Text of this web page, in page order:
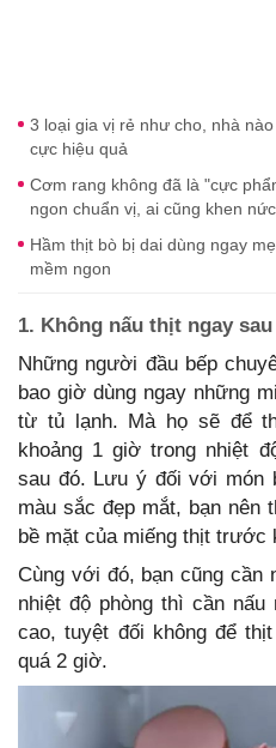
3 loại gia vị rẻ như cho, nhà
cực hiệu quả
Cơm rang không đã là "cực
ngon chuẩn vị, ai cũng khen
Hầm thịt bò bị dai dùng ngay
mềm ngon
1. Không nấu thịt ngay
Những người đầu bếp
bao giờ dùng ngay những
từ tủ lạnh. Mà họ sẽ để
khoảng 1 giờ trong nhiệt
sau đó. Lưu ý đối với món
màu sắc đẹp mắt, bạn nên
bề mặt của miếng thịt trước
Cùng với đó, bạn cũng cần
nhiệt độ phòng thì cần
cao, tuyệt đối không để
quá 2 giờ.